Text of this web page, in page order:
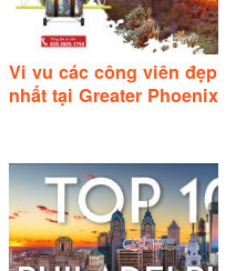
Vi vu các công viên đẹp
nhất tại Greater Phoenix